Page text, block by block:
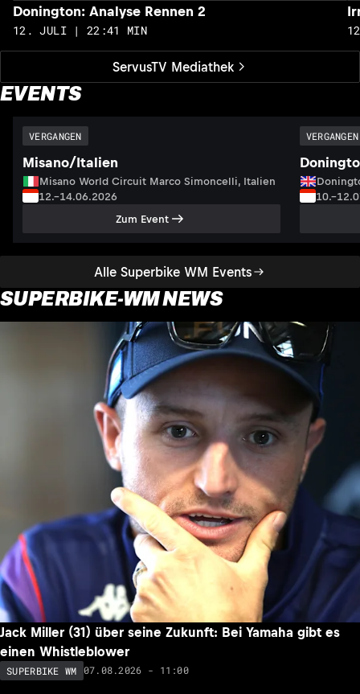
ServusTV Mediathek
Donington: Analyse Rennen 2
12. JULI | 22:41 MIN
EVENTS
Alle Superbike WM Events
VERGANGEN
Misano/Italien
Misano World Circuit Marco Simoncelli, Italien
12.–14.06.2026
Zum Event
VERGANGEN
SUPERBIKE-WM NEWS
Jack Miller (31) über seine Zukunft: Bei Yamaha gibt es
einen Whistleblower
SUPERBIKE WM 07.08.2026 - 11:00